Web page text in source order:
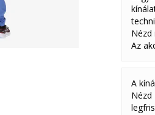
Nézd
Az
A